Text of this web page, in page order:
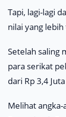
Tapi, lagi-lagi
nilai yang
Setelah saling
para serikat
dari Rp 3,4
Melihat